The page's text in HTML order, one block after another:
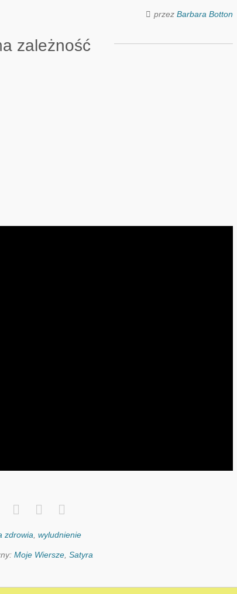
przez Barbara Botton
zależność
zdrowia wyludnienie
Moje Wiersze, Satyra